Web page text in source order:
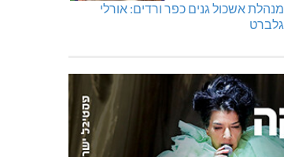
מנהלת אשכול גנים כפר ורדים: אורלי
גלברט